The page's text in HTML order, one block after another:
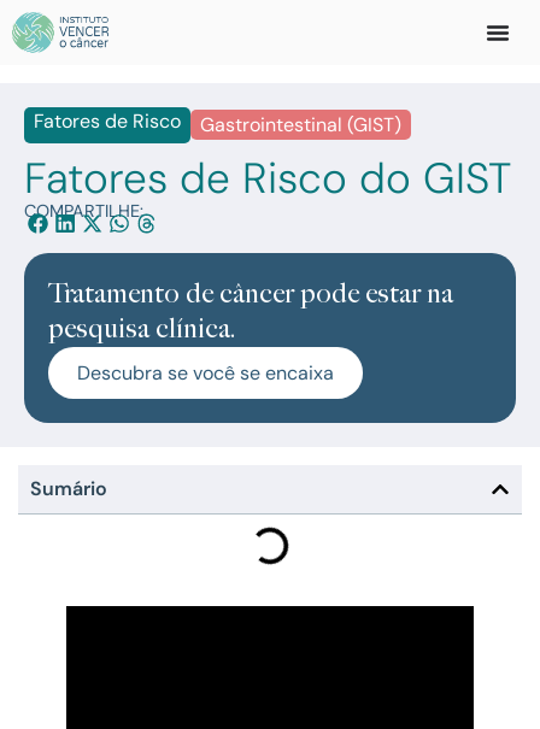
Fatores de Risco Gastrointestinal (GIST)
Fatores de Risco do GIST
COMPARTILHE:
Tratamento de câncer pode estar na
pesquisa clínica.
Descubra se você se encaixa
Sumário